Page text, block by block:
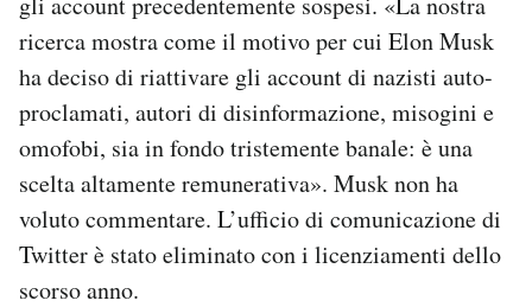
ricerca mostra come il motivo per cui Elon Musk
ha deciso di riattivare gli account di nazisti auto-
proclamati, autori di disinformazione, misogini e
omofobi, sia in fondo tristemente banale: è una
scelta altamente remunerativa». Musk non ha
voluto commentare. L’ufficio di comunicazione di
Twitter è stato eliminato con i licenziamenti dello
scorso anno.